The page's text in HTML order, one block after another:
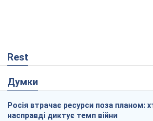
Rest
Думки
Росія втрачає ресурси поза планом:
насправді диктує темп війни